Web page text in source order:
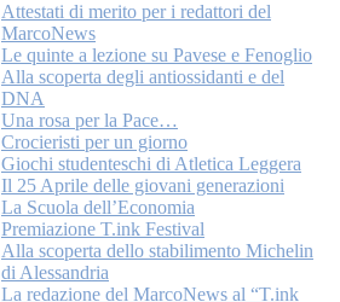
Attestati di merito per i redattori del
MarcoNews
Le quinte a lezione su Pavese e Fenoglio
Alla scoperta degli antiossidanti e del
DNA
Una rosa per la Pace…
Crocieristi per un giorno
Giochi studenteschi di Atletica Leggera
Il 25 Aprile delle giovani generazioni
La Scuola dell’Economia
Premiazione T.ink Festival
Alla scoperta dello stabilimento Michelin
di Alessandria
La redazione del MarcoNews al “T.ink